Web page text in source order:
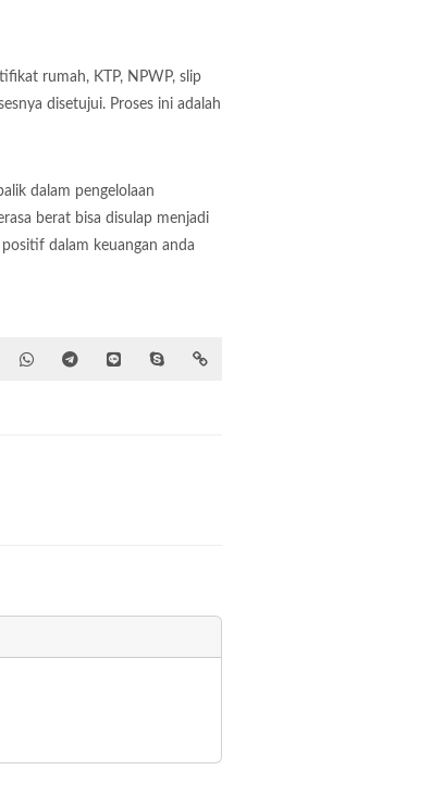
rumah, KTP, NPWP, slip
disetujui. Proses ini adalah
dalam pengelolaan
berat bisa disulap menjadi
dalam keuangan anda